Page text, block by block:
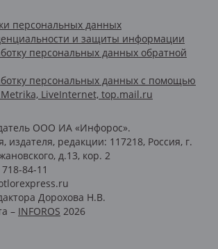
персональных данных
и защиты информации
персональных данных обратной
персональных данных с помощью
LiveInternet, top.mail.ru
ООО ИА «Инфорос».
издателя, редакции: 117218, Россия, г.
д.13, кор. 2
84-11
Дорохова Н.В.
– INFOROS 2026